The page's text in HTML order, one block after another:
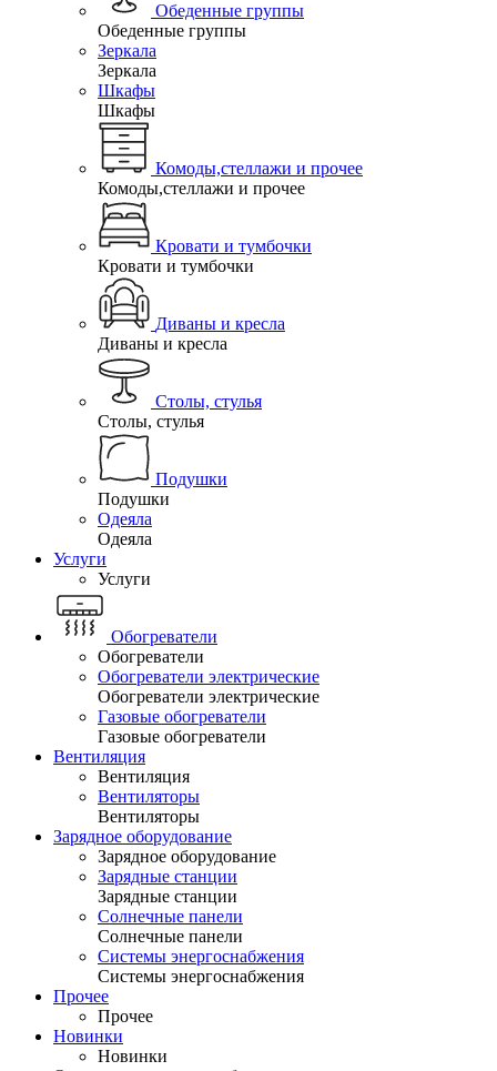
Обеденные группы
Обеденные группы
Зеркала
Зеркала
Шкафы
Шкафы
Комоды,стеллажи и прочее
Комоды,стеллажи и прочее
Кровати и тумбочки
Кровати и тумбочки
Диваны и кресла
Диваны и кресла
Столы, стулья
Столы, стулья
Подушки
Подушки
Одеяла
Одеяла
Услуги
Услуги
Обогреватели
Обогреватели
Обогреватели электрические
Обогреватели электрические
Газовые обогреватели
Газовые обогреватели
Вентиляция
Вентиляция
Вентиляторы
Вентиляторы
Зарядное оборудование
Зарядное оборудование
Зарядные станции
Зарядные станции
Солнечные панели
Солнечные панели
Системы энергоснабжения
Системы энергоснабжения
Прочее
Прочее
Новинки
Новинки